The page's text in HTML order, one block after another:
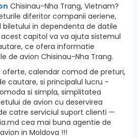
Chisinau-Nha Trang, Vietnam?
diferitor companii aeriene,
in dependenta de datile
capitol va va ajuta sistemul
ce ofera informatie
de avion Chisinau-Nha Trang.
calendar comod de preturi,
cautare, si principalul lucru -
si simpla, simplitatea
de avion cu deservirea
catre serviciul suport clienti —
cea mai buna agentie de
in Moldova !!!